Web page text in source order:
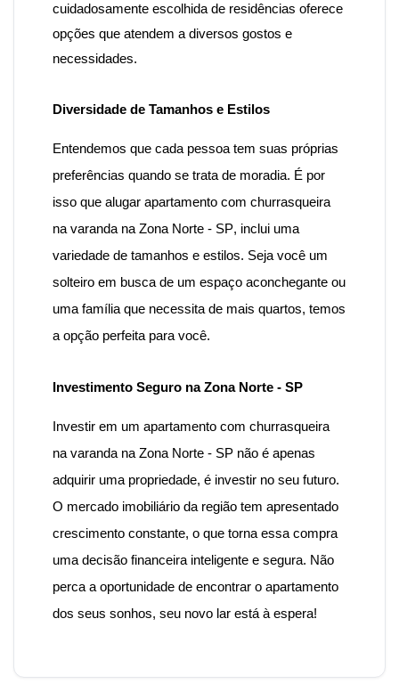
cuidadosamente escolhida de residências oferece
opções que atendem a diversos gostos e
necessidades.
Diversidade de Tamanhos e Estilos
Entendemos que cada pessoa tem suas próprias
preferências quando se trata de moradia. É por
isso que alugar apartamento com churrasqueira
na varanda na Zona Norte - SP, inclui uma
variedade de tamanhos e estilos. Seja você um
solteiro em busca de um espaço aconchegante ou
uma família que necessita de mais quartos, temos
a opção perfeita para você.
Investimento Seguro na Zona Norte - SP
Investir em um apartamento com churrasqueira
na varanda na Zona Norte - SP não é apenas
adquirir uma propriedade, é investir no seu futuro.
O mercado imobiliário da região tem apresentado
crescimento constante, o que torna essa compra
uma decisão financeira inteligente e segura. Não
perca a oportunidade de encontrar o apartamento
dos seus sonhos, seu novo lar está à espera!